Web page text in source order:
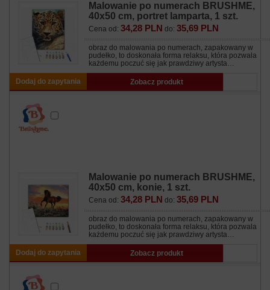
Malowanie po numerach BRUSHME,
40x50 cm, portret lamparta, 1 szt.
Cena od: 34,28 PLN do: 35,69 PLN
obraz do malowania po numerach, zapakowany w
pudełko, to doskonała forma relaksu, która pozwala
każdemu poczuć się jak prawdziwy artysta…
Dodaj do zapytania Zobacz produkt
Malowanie po numerach BRUSHME,
40x50 cm, konie, 1 szt.
Cena od: 34,28 PLN do: 35,69 PLN
obraz do malowania po numerach, zapakowany w
pudełko, to doskonała forma relaksu, która pozwala
każdemu poczuć się jak prawdziwy artysta…
Dodaj do zapytania Zobacz produkt